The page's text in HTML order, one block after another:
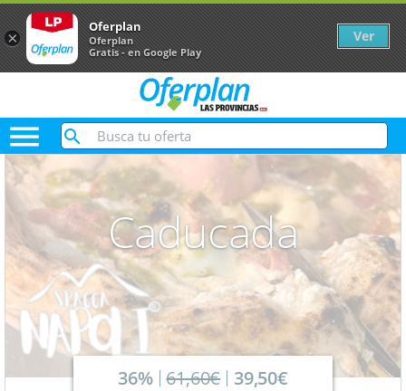

Caducada
36% 61,60€ 39,50€
×
Oferplan
Oferplan
Gratis - en Google Play
Ver